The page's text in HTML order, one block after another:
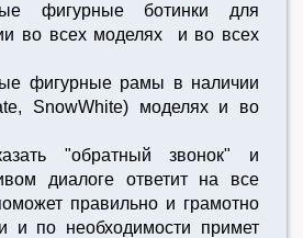
фигурные ботинки для
во всех моделях и во всех
фигурные рамы в наличии
SnowWhite) моделях и во
"обратный звонок" и
диалоге ответит на все
правильно и грамотно
и по необходимости примет